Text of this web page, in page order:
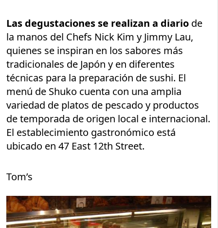
Las degustaciones se realizan a diario de
la manos del Chefs Nick Kim y Jimmy Lau,
quienes se inspiran en los sabores más
tradicionales de Japón y en diferentes
técnicas para la preparación de sushi. El
menú de Shuko cuenta con una amplia
variedad de platos de pescado y productos
de temporada de origen local e internacional.
El establecimiento gastronómico está
ubicado en 47 East 12th Street.
Tom’s